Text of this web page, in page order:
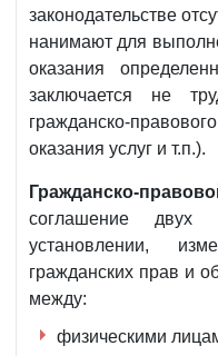
72
законодательстве
нанимают для
оказания
заключается не
гражданско-
оказания услуг и т.п.).
Гражданско-
соглашение
установлении,
гражданских прав и
между:
физическими